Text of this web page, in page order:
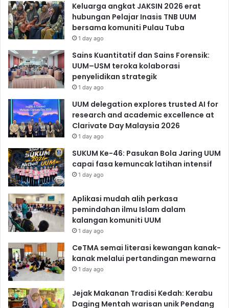
Keluarga angkat JAKSIN 2026 erat
hubungan Pelajar Inasis TNB UUM
bersama komuniti Pulau Tuba
1 day ago
Sains Kuantitatif dan Sains Forensik:
UUM–USM teroka kolaborasi
penyelidikan strategik
1 day ago
UUM delegation explores trusted AI for
research and academic excellence at
Clarivate Day Malaysia 2026
1 day ago
SUKUM Ke-46: Pasukan Bola Jaring UUM
capai fasa kemuncak latihan intensif
1 day ago
Aplikasi mudah alih perkasa
pemindahan ilmu Islam dalam
kalangan komuniti UUM
1 day ago
CeTMA semai literasi kewangan kanak-
kanak melalui pertandingan mewarna
1 day ago
Jejak Makanan Tradisi Kedah: Kerabu
Daging Mentah warisan unik Pendang